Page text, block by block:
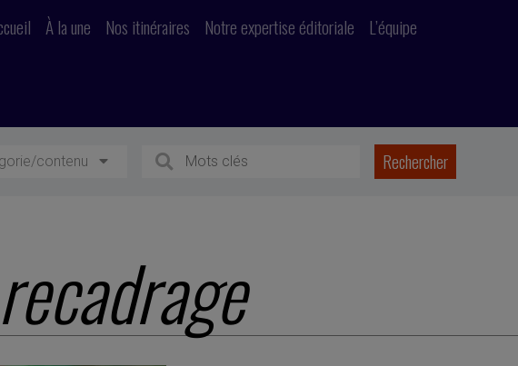
À la une Nos itinéraires Notre expertise éditoriale L’équipe
contenu
recadrage